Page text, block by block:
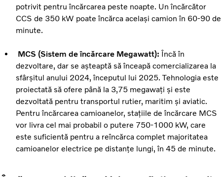
potrivit pentru încărcarea peste noapte. Un încărcător
CCS de 350 kW poate încărca același camion în 60-90 de
minute.
MCS (Sistem de încărcare Megawatt): Încă în
dezvoltare, dar se așteaptă să înceapă comercializarea la
sfârșitul anului 2024, începutul lui 2025. Tehnologia este
proiectată să ofere până la 3,75 megawați și este
dezvoltată pentru transportul rutier, maritim și aviatic.
Pentru încărcarea camioanelor, stațiile de încărcare MCS
vor livra cel mai probabil o putere 750-1000 kW, care
este suficientă pentru a reîncărca complet majoritatea
camioanelor electrice pe distanțe lungi, în 45 de minute.